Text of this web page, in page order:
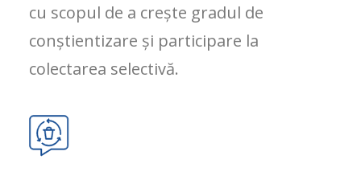
cu scopul de a crește gradul de
conștientizare și participare la
colectarea selectivă.